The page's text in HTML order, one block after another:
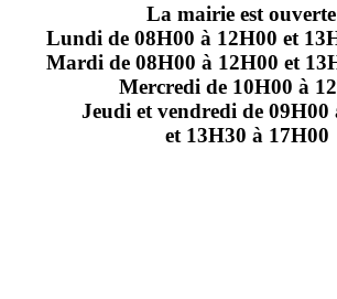
La mairie est
Lundi de 08H00 à 12H00 et
Mardi de 08H00 à 12H00 et
Mercredi de 10H00 à
Jeudi et vendredi de 09H00
et 13H30 à 17H00